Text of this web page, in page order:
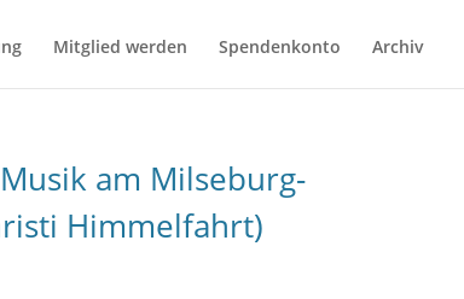
Mitglied werden Spendenkonto Archiv
am Milseburg-
Himmelfahrt)